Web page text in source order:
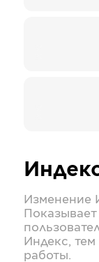
Изменение
Индекс,
работы.